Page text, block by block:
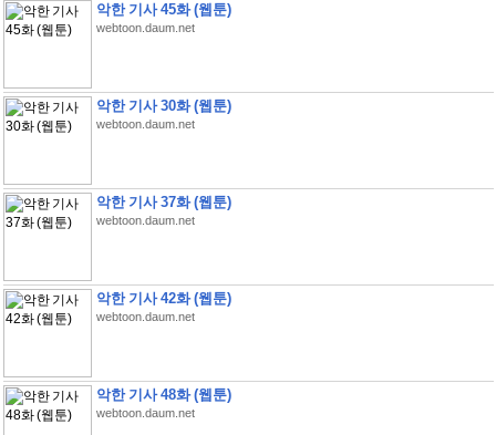
악한 기사 45화 (웹툰)
webtoon.daum.net
악한 기사 30화 (웹툰)
webtoon.daum.net
악한 기사 37화 (웹툰)
webtoon.daum.net
악한 기사 42화 (웹툰)
webtoon.daum.net
악한 기사 48화 (웹툰)
webtoon.daum.net